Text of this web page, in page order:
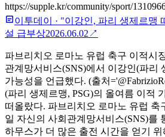
https://supple.kr/community/sport/
이투데이 · "이강인, 파리 생제르맹
설 급부상2026.06.02 ↗
파브리치오 로마노 유럽 축구 이적시
관계망서비스(SNS)에서 이강인(파리
가능성을 언급했다. (출처
(파리 생제르맹, PSG)의 올여름 이적
떠올랐다. 파브리치오 로마노 유럽 축
일 자신의 사회관계망서비스(SNS)를
하무스가 더 많은 출전 시간을 얻기 위